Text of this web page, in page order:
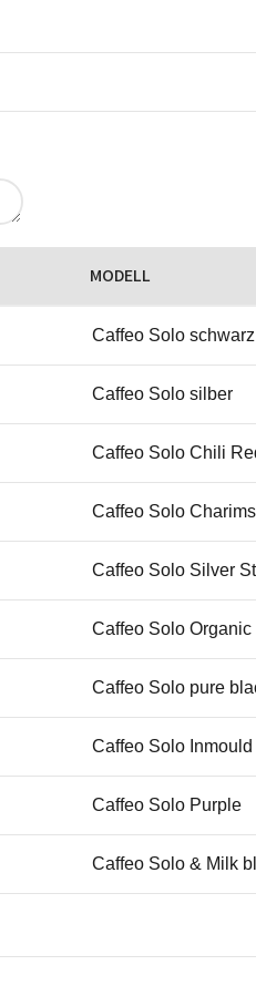
MODELL
Caffeo Solo schwarz
Caffeo Solo silber
Caffeo Solo Chili
Caffeo Solo
Caffeo Solo Silver
Caffeo Solo Organic
Caffeo Solo pure
Caffeo Solo Inmould
Caffeo Solo Purple
Caffeo Solo & Milk